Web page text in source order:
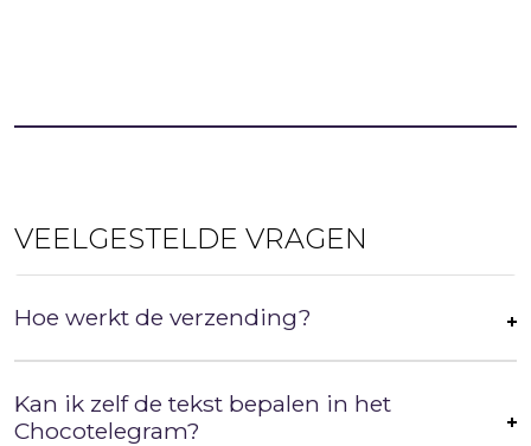
VEELGESTELDE VRAGEN
Hoe werkt de verzending?
Kan ik zelf de tekst bepalen in het
Chocotelegram?